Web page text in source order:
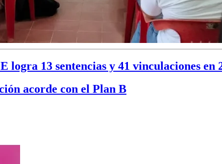
logra 13 sentencias y 41 vinculaciones en
acorde con el Plan B